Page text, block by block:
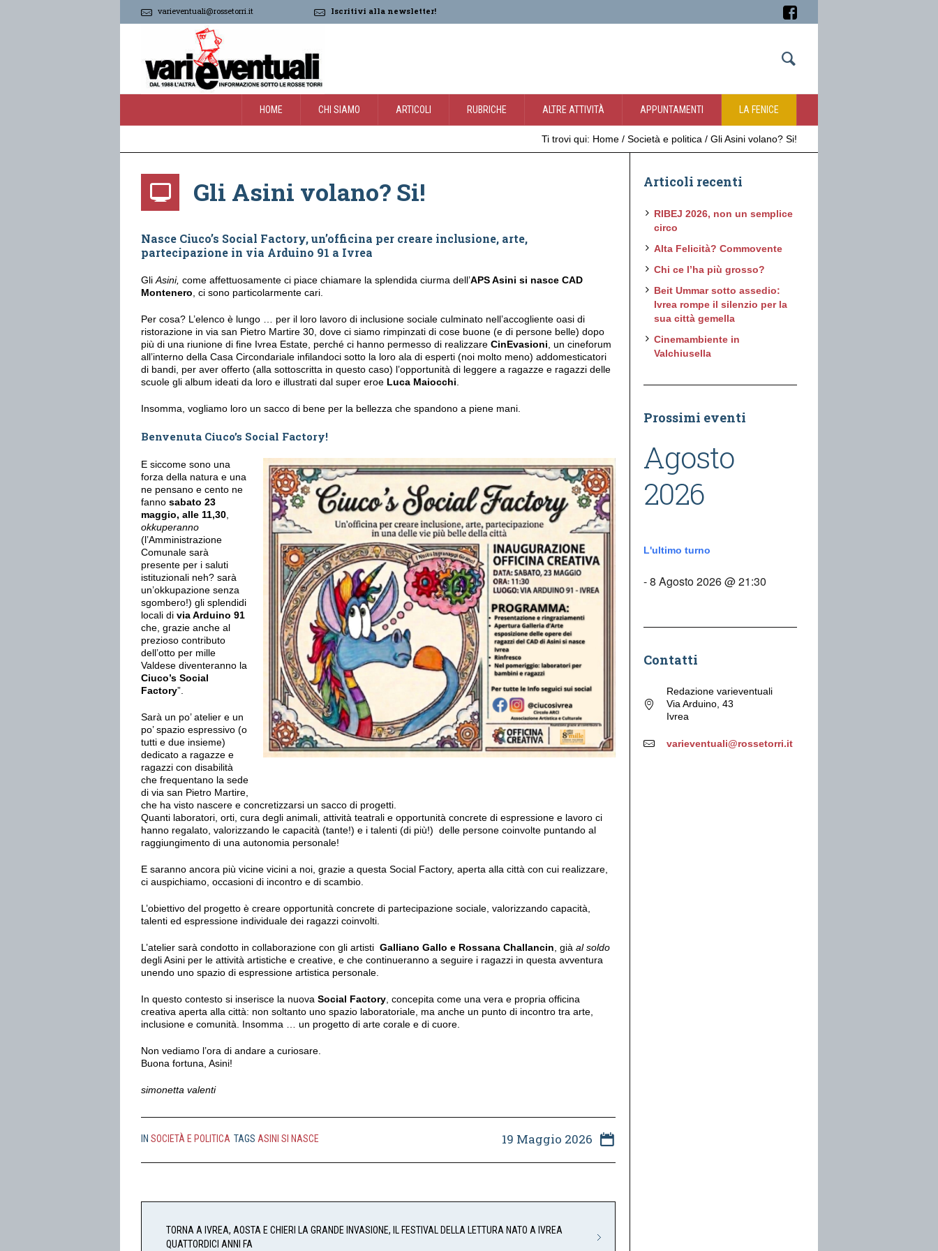
varieventuali@rossetorri.it Iscritivi alla newsletter!
HOME CHI SIAMO ARTICOLI RUBRICHE ALTRE ATTIVITÀ APPUNTAMENTI LA FENICE
Ti trovi qui: Home / Società e politica / Gli Asini volano? Si!
Gli Asini volano? Si!
Nasce Ciuco’s Social Factory, un’officina per creare inclusione, arte,
partecipazione in via Arduino 91 a Ivrea
Gli Asini, come affettuosamente ci piace chiamare la splendida ciurma dell’APS Asini si nasce CAD
Montenero , ci sono particolarmente cari.
Per cosa? L’elenco è lungo … per il loro lavoro di inclusione sociale culminato nell’accogliente oasi di
ristorazione in via san Pietro Martire 30, dove ci siamo rimpinzati di cose buone (e di persone belle) dopo
più di una riunione di fine Ivrea Estate, perché ci hanno permesso di realizzare CinEvasioni , un cineforum
all’interno della Casa Circondariale infilandoci sotto la loro ala di esperti (noi molto meno) addomesticatori
di bandi, per aver offerto (alla sottoscritta in questo caso) l’opportunità di leggere a ragazze e ragazzi delle
scuole gli album ideati da loro e illustrati dal super eroe Luca Maiocchi
Insomma, vogliamo loro un sacco di bene per la bellezza che spandono a piene mani.
Benvenuta Ciuco’s Social Factory!
E siccome sono una
forza della natura e una
ne pensano e cento ne
fanno sabato 23
maggio, alle 11,30
okkuperanno
(l’Amministrazione
Comunale sarà
presente per i saluti
istituzionali neh? sarà
un’okkupazione senza
sgombero!) gli splendidi
locali di via Arduino 91
che, grazie anche al
prezioso contributo
dell’otto per mille
Valdese diventeranno la
Ciuco’s Social
Factory”.
Sarà un po’ atelier e un
po’ spazio espressivo (o
tutti e due insieme)
dedicato a ragazze e
ragazzi con disabilità
che frequentano la sede
di via san Pietro Martire,
che ha visto nascere e concretizzarsi un sacco di progetti.
Quanti laboratori, orti, cura degli animali, attività teatrali e opportunità concrete di espressione e lavoro ci
hanno regalato, valorizzando le capacità (tante!) e i talenti (di più!) delle persone coinvolte puntando al
raggiungimento di una autonomia personale!
E saranno ancora più vicine vicini a noi, grazie a questa Social Factory, aperta alla città con cui realizzare,
ci auspichiamo, occasioni di incontro e di scambio.
L’obiettivo del progetto è creare opportunità concrete di partecipazione sociale, valorizzando capacità,
talenti ed espressione individuale dei ragazzi coinvolti.
L’atelier sarà condotto in collaborazione con gli artisti Galliano Gallo e Rossana Challancin , già al soldo
degli Asini per le attività artistiche e creative, e che continueranno a seguire i ragazzi in questa avventura
unendo uno spazio di espressione artistica personale.
In questo contesto si inserisce la nuova Social Factory , concepita come una vera e propria officina
creativa aperta alla città: non soltanto uno spazio laboratoriale, ma anche un punto di incontro tra arte,
inclusione e comunità. Insomma … un progetto di arte corale e di cuore.
Non vediamo l’ora di andare a curiosare.
Buona fortuna, Asini!
simonetta valenti
19 Maggio 2026
IN SOCIETÀ E POLITICA TAGS ASINI SI NASCE
TORNA A IVREA, AOSTA E CHIERI LA GRANDE INVASIONE, IL FESTIVAL DELLA LETTURA NATO A IVREA
QUATTORDICI ANNI FA
Articoli recenti
RIBEJ 2026, non un semplice
circo
Alta Felicità? Commovente
Chi ce l’ha più grosso?
Beit Ummar sotto assedio:
Ivrea rompe il silenzio per la
sua città gemella
Cinemambiente in
Valchiusella
Prossimi eventi
Agosto
2026
L'ultimo turno
- 8 Agosto 2026 @ 21:30
Contatti
Redazione varieventuali
Via Arduino, 43
Ivrea
varieventuali@rossetorri.it